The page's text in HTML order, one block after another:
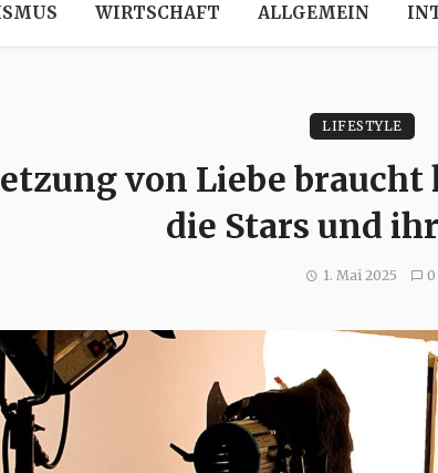
WIRTSCHAFT ALLGEMEIN
LIFESTYLE
von Liebe
die Stars und
1. Mai 2025 0